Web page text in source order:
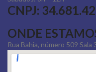
CNPJ:
ONDE
Rua Bahia, número 509 Sala